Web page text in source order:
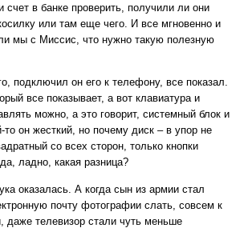
счет в банке проверить, получили ли они
или там еще чего. И все мгновенно и
мы с Миссис, что нужно такую полезную
подключил он его к телефону, все показал.
все показывает, а вот клавиатура и
можно, а это говорит, системный блок и
он жесткий, но почему диск – в упор не
со всех сторон, только кнопки
ладно, какая разница?
оказалась. А когда сын из армии стал
почту фотографии слать, совсем к
даже телевизор стали чуть меньше